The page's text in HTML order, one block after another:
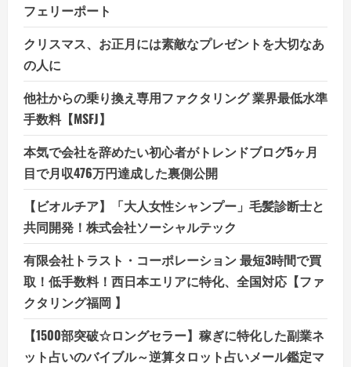
フェリーポート
クリスマス、お正月には素敵なプレゼントを大切なあ
の人に
他社からの乗り換え専用ファクタリング 業界最低水準
手数料【MSFJ】
本気で会社を辞めたい初心者がトレンドブログ5ヶ月
目で月収476万円達成した裏側公開
【ビオルチア】「大人女性シャンプー」毛髪診断士と
共同開発！株式会社ソーシャルテック
有限会社トラスト・コーポレーション 最短3時間で買
取！低手数料！西日本エリアに特化、全国対応【ファ
クタリング福岡 】
【1500部突破☆ロングセラー】稼ぎに特化した副業ネ
ット占いのバイブル～逆算タロット占いメール鑑定マ